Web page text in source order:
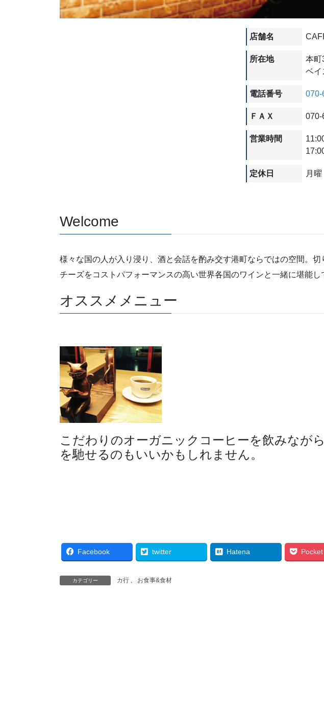
店舗名
所在地
本町
ベイ
電話番号 070-
ＦＡＸ 070-
営業時間
定休日 月曜
Welcome
様々な国の人が入り浸り、酒と会話を酌み交す港町ならではの空間。
チーズをコストパフォーマンスの高い世界各国のワインと一緒に堪能し
オススメメニュー
こだわりのオーガニックコーヒーを飲みなが
を馳せるのもいいかもしれません。
Facebook twitter Hatena Pocket
カテゴリー カ行 お食事&食材